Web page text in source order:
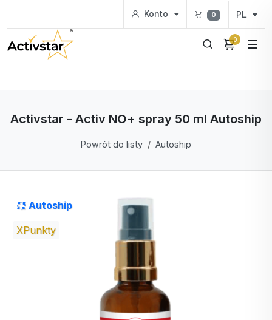
Konto 0 PL
0
Activstar - Activ NO+ spray 50 ml Autoship
Powrót do listy Autoship
Autoship
XPunkty